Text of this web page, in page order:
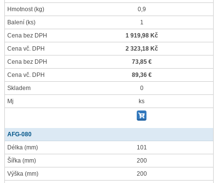
Hmotnost(kg)
0,9
Balení (ks)
1
Cena bez DPH
1 919,98 Kč
Cena vč. DPH
2 323,18 Kč
Cena bez DPH
73,85 €
Cena vč. DPH
89,36 €
Skladem
0
Mj
ks
AFG-080
Délka (mm)
101
Šířka (mm)
200
Výška (mm)
200